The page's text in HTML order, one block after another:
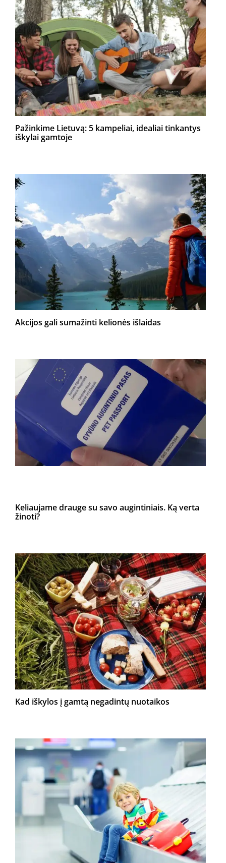
Pažinkime Lietuvą: 5 kampeliai, idealiai tinkantys
iškylai gamtoje
Akcijos gali sumažinti kelionės išlaidas
Keliaujame drauge su savo augintiniais. Ką verta
žinoti?
Kad iškylos į gamtą negadintų nuotaikos